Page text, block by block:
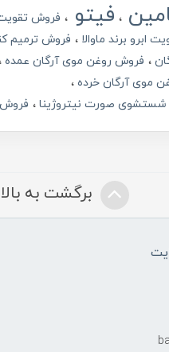
فیتو
فروش تقویت
ابرو برند ماوالا
فروش ترمیم
فروش روغن موی آرگان عمده
موی آرگان خرده
صورت نیتروژینا
برگشت به بالا